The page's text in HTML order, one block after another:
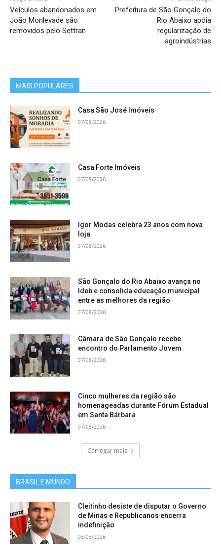
Veículos abandonados em
João Monlevade são
removidos pelo Settran
Prefeitura de São Gonçalo do
Rio Abaixo apóia
regularização de
agroindústrias
MAIS POPULARES
Casa São José Imóveis
07/08/2026
Casa Forte Imóveis
07/08/2026
Igor Modas celebra 23 anos com nova
loja
07/08/2026
São Gonçalo do Rio Abaixo avança no
Ideb e consolida educação municipal
entre as melhores da região
07/08/2026
Câmara de São Gonçalo recebe
encontro do Parlamento Jovem
07/08/2026
Cinco mulheres da região são
homenageadas durante Fórum Estadual
em Santa Bárbara
07/08/2026
Carregar mais
BRASIL E MUNDO
Cleitinho desiste de disputar o Governo
de Minas e Republicanos encerra
indefinição
03/08/2026